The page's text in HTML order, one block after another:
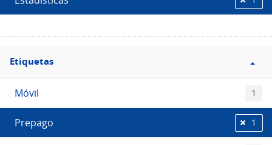
Filtro
Etiquetas
Etiquetas
Móvil 1
Prepago 1